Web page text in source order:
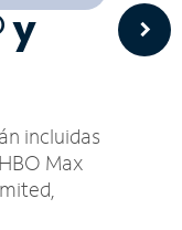
y
incluidas
Max